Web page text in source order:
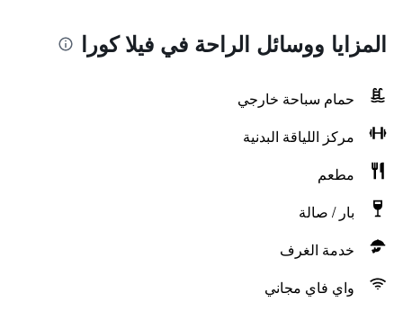
المزايا ووسائل الراحة في فيلا كورا
حمام سباحة خارجي
مركز اللياقة البدنية
مطعم
بار / صالة
خدمة الغرف
واي فاي مجاني